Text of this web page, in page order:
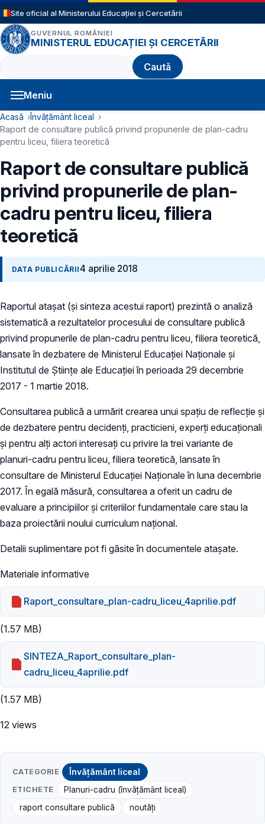
Sari la conținutul principal
Site oficial al Ministerului Educației și Cercetării
GUVERNUL ROMÂNIEI
MINISTERUL EDUCAȚIEI ȘI CERCETĂRII
Caută
Meniu
Navigație principală
Cale de navigare
Acasă
Învățământ liceal
Raport de consultare publică privind propunerile de plan-cadru
pentru liceu, filiera teoretică
Raport de consultare publică
privind propunerile de plan-
cadru pentru liceu, filiera
teoretică
DATA PUBLICĂRII4 aprilie 2018
Raportul atașat (și sinteza acestui raport) prezintă o analiză
sistematică a rezultatelor procesului de consultare publică
privind propunerile de plan-cadru pentru liceu, filiera teoretică,
lansate în dezbatere de Ministerul Educației Naționale și
Institutul de Științe ale Educației în perioada 29 decembrie
2017 - 1 martie 2018.
Consultarea publică a urmărit crearea unui spațiu de reflecție și
de dezbatere pentru decidenți, practicieni, experți educaționali
și pentru alți actori interesați cu privire la trei variante de
planuri-cadru pentru liceu, filiera teoretică, lansate în
consultare de Ministerul Educației Naționale în luna decembrie
2017. În egală măsură, consultarea a oferit un cadru de
evaluare a principiilor și criteriilor fundamentale care stau la
baza proiectării noului curriculum național.
Detalii suplimentare pot fi găsite în documentele atașate.
Materiale informative
Raport_consultare_plan-cadru_liceu_4aprilie.pdf
(1.57 MB)
SINTEZA_Raport_consultare_plan-
cadru_liceu_4aprilie.pdf
(1.57 MB)
12 views
CATEGORIE Învățământ liceal
ETICHETE
Planuri-cadru (învățământ liceal)
raport consultare publică
noutăți